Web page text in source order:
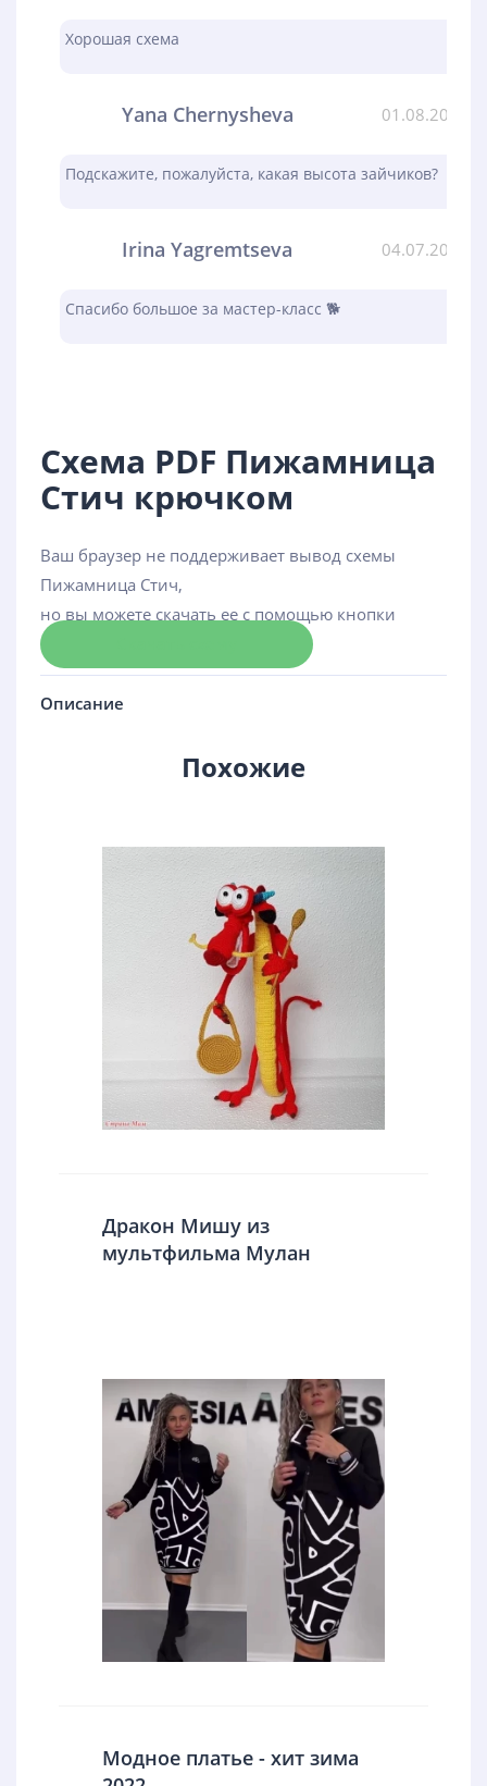
Хорошая схема
Yana Chernysheva 01.08.2023
Подскажите, пожалуйста, какая высота зайчиков?
Irina Yagremtseva 04.07.2023
Спасибо большое за мастер-класс 🐕
Схема PDF Пижамница
Стич крючком
Ваш браузер не поддерживает вывод схемы
Пижамница Стич,
но вы можете скачать ее с помощью кнопки
Описание
Похожие
Дракон Мишу из
мультфильма Мулан
Модное платье - хит зима